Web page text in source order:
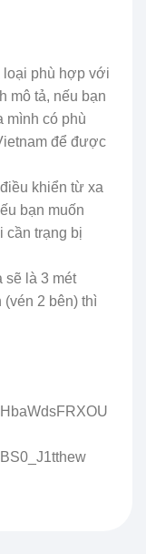
phù hợp với
mô tả, nếu bạn
mình có phù
để được
khiển từ xa
bạn muốn
cần trạng bị
sẽ là 3 mét
2 bên) thì